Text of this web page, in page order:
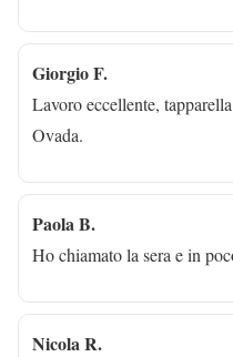
Giorgio F.
Lavoro eccellente,
Ovada.
Paola B.
Ho chiamato la sera e in
Nicola R.